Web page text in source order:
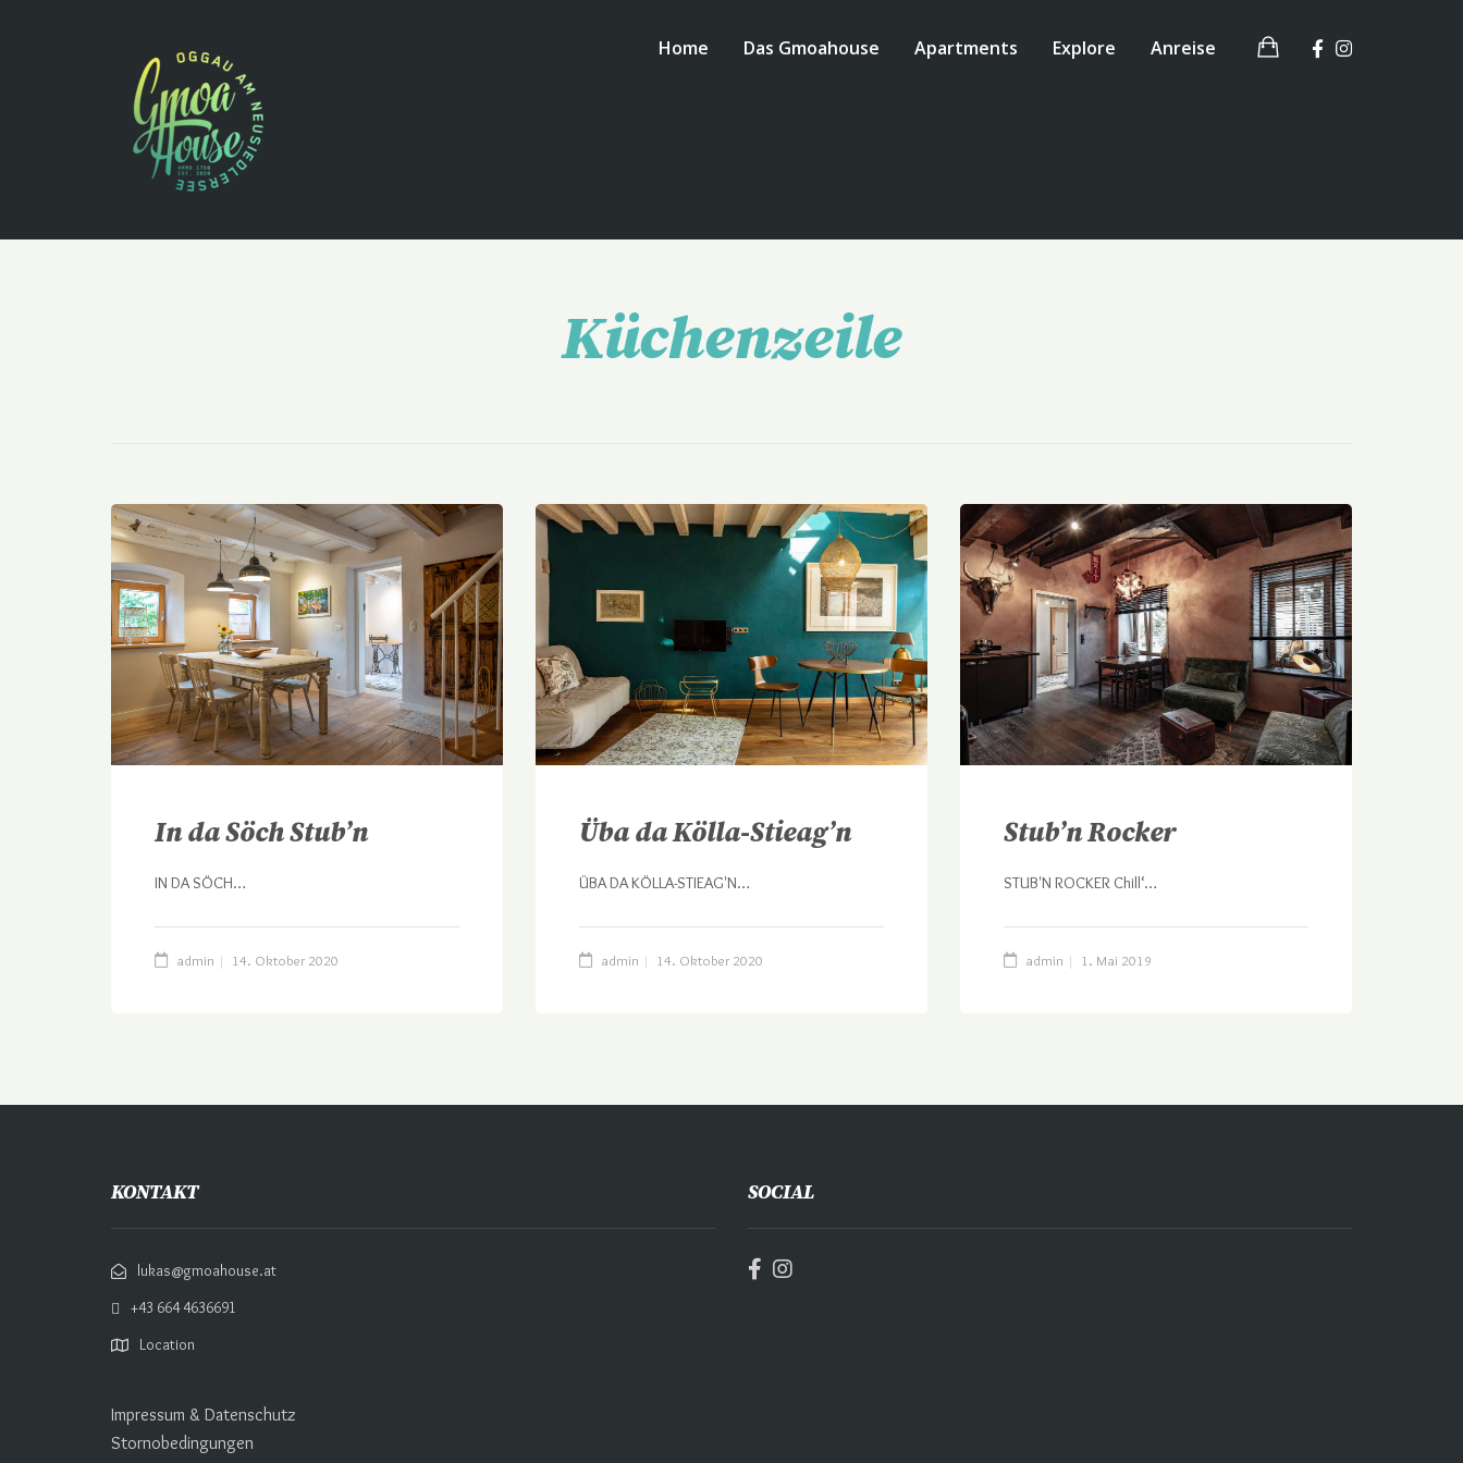
Home Das Gmoahouse Apartments Explore Anreise
Küchenzeile
In da Söch Stub’n
IN DA SÖCH…
admin 14. Oktober 2020
Üba da Kölla-Stieag’n
ÜBA DA KÖLLA-STIEAG'N…
admin 14. Oktober 2020
Stub’n Rocker
STUB'N ROCKER Chill‘…
admin 1. Mai 2019
KONTAKT
lukas@gmoahouse.at
+43 664 4636691
Location
Impressum & Datenschutz
Stornobedingungen
SOCIAL